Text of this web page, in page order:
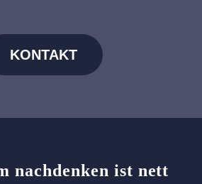
KONTAKT
nachdenken ist nett